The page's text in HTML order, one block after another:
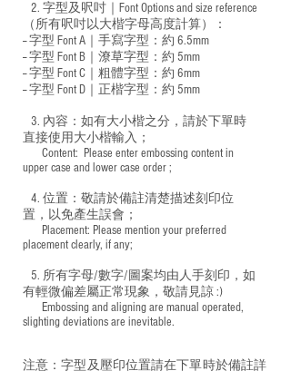
2. 字型及呎吋｜ Font Options and size reference
（所有呎吋以大楷字母高度計算）：
-- 字型 Font A｜手寫字型：約 6.5mm
-- 字型 Font B｜潦草字型： 約 5mm
-- 字型 Font C｜粗體字型：約 6mm
-- 字型 Font D｜正楷字型： 約 5mm
3. 內容：如有大小楷之分，請於下單時
直接使用大小楷輸入；
​ Content: Please enter embossing content in
upper case and lower case order ;
4. 位置：敬請於備註清楚描述刻印位
置，以免產生誤會；
​ Placement: Please mention your preferred
placement clearly, if any;
5. 所有字母/數字/圖案均由人手刻印，如
有輕微偏差屬正常現象，敬請見諒 :)
​ Embossing and aligning are manual operated,
slighting deviations are inevitable.
注意：字型及壓印位置請在下單時於備註詳